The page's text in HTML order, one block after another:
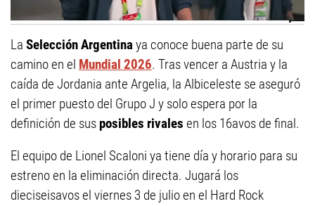
La Selección Argentinaya conoce buena parte de su
camino en el Mundial 2026. Tras vencer a Austria y la
caída de Jordania ante Argelia, la Albiceleste se aseguró
el primer puesto del Grupo J y solo espera por la
definición de sus posibles rivales en los 16avos de final.
El equipo de Lionel Scaloni ya tiene día y horario para su
estreno en la eliminación directa. Jugará los
dieciseisavos el viernes 3 de julio en el Hard Rock